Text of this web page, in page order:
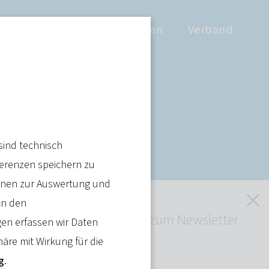
Wissen Verband
Jetzt kostenlos zum Newsletter
anmelden
technisch
speichern zu
zur Auswertung und
den
erfassen wir Daten
mit Wirkung für die
.